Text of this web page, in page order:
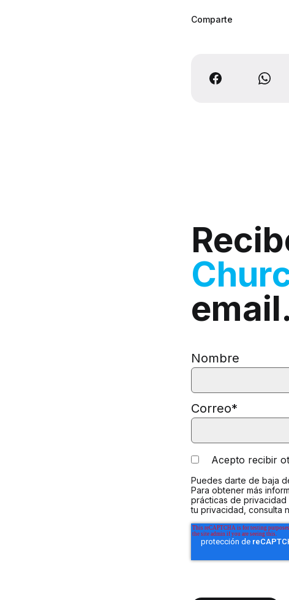
Comparte
email.
Nombre
Correo*
Acepto recibir
Puedes darte de baja
Para obtener más
prácticas de
tu privacidad, consulta